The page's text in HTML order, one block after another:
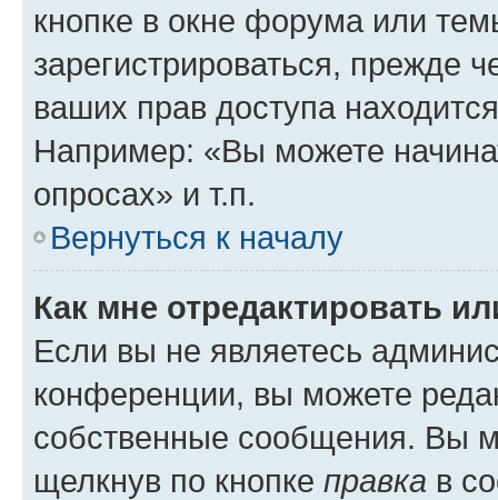
кнопке в окне форума или
зарегистрироваться, прежде
ваших прав доступа
Например: «Вы можете
опросах» и т.п.
Вернуться к началу
Как мне отредактировать
Если вы не являетесь
конференции, вы можете
собственные сообщения. Вы
щелкнув по кнопке правка в